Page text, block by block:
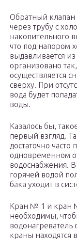
Обратный клапан
через трубу с
накопительного
что под напором
выдавливается
организовано
осуществляется
сверху. При
вода будет
воды.
Казалось бы,
первый взгляд.
достаточно часто
одновременном
водоснабжения.
горячей водой
бака уходит в
Кран № 1 и кран
необходимы,
водонагреватель
краны находятся